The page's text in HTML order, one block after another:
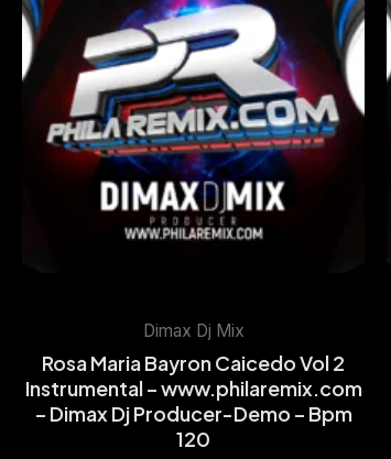
Dimax Dj Mix
Rosa Maria Bayron Caicedo Vol 2
Instrumental – www.philaremix.com
– Dimax Dj Producer-Demo – Bpm
120